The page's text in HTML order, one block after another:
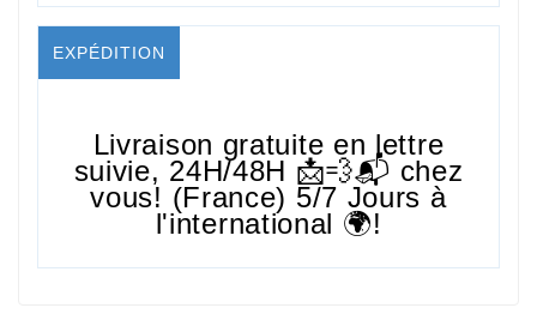
EXPÉDITION
Livraison gratuite en lettre
suivie, 24H/48H 📩💨📬 chez
vous! (France) 5/7 Jours à
l'international 🌍!